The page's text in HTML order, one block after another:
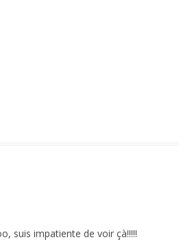
suis impatiente de voir çà!!!!!